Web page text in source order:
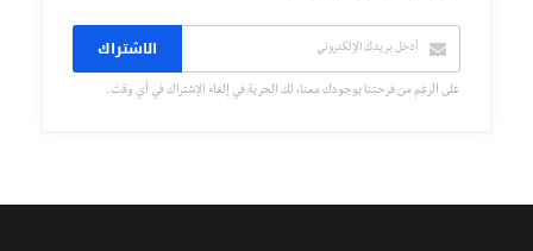
الاشتراك
على الرغم من فرحتنا بوجودك معنا، لك الحرية في إلغاء الإشتراك في أي وقت.